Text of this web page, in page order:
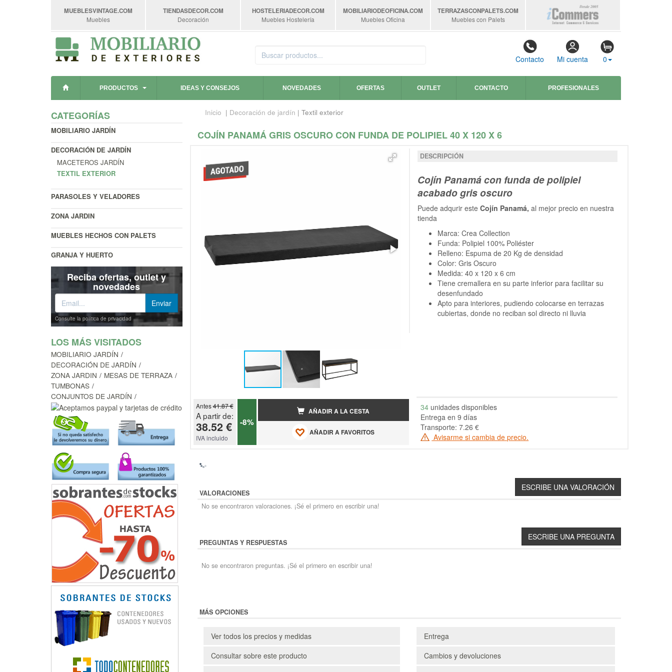
MUEBLESVINTAGE.COM
Muebles
TIENDASDECOR.COM
Decoración
HOSTELERIADECOR.COM
Muebles Hostelería
MOBILIARIODEOFICINA.COM
Muebles Oficina
TERRAZASCONPALETS.COM
Muebles con Palets
Contacto Mi cuenta 0
PRODUCTOS IDEAS Y CONSEJOS NOVEDADES OFERTAS OUTLET CONTACTO PROFESIONALES
CATEGORÍAS
MOBILIARIO JARDÍN
DECORACIÓN DE JARDÍN
MACETEROS JARDÍN
TEXTIL EXTERIOR
PARASOLES Y VELADORES
ZONA JARDIN
MUEBLES HECHOS CON PALETS
GRANJA Y HUERTO
Reciba ofertas, outlet y
novedades
Consulte la política de privacidad
LOS MÁS VISITADOS
MOBILIARIO JARDÍN
DECORACIÓN DE JARDÍN
ZONA JARDIN
MESAS DE TERRAZA
TUMBONAS
CONJUNTOS DE JARDÍN
Inicio | Decoración de jardín | Textil exterior
COJÍN PANAMÁ GRIS OSCURO CON FUNDA DE POLIPIEL 40 X 120 X 6
DESCRIPCIÓN
Cojín Panamá con funda de polipiel
acabado gris oscuro
Puede adqurir esteCojín Panamá, al mejor precio en nuestra
tienda
Marca: Crea Collection
Funda: Polipiel 100% Poliéster
Relleno: Espuma de 20 Kg de densidad
Color: Gris Oscuro
Medida: 40 x 120 x 6 cm
Tiene cremallera en su parte inferior para facilitar su
desenfundado
Apto para interiores, pudiendo colocarse en terrazas
cubiertas, donde no reciban sol directo ni lluvia
Antes41.87 €
A partir de:
38.52 €
IVA incluido
-8%
AÑADIR A LA CESTA
AÑADIR A FAVORITOS
34 unidades disponibles
Entrega en 9 días
Transporte: 7.26 €
Avisarme si cambia de precio.
VALORACIONES
No se encontraron valoraciones. ¡Sé el primero en escribir una!
PREGUNTAS Y RESPUESTAS
No se encontraron preguntas. ¡Sé el primero en escribir una!
MÁS OPCIONES
Ver todos los precios y medidas
Consultar sobre este producto
Entrega
Cambios y devoluciones